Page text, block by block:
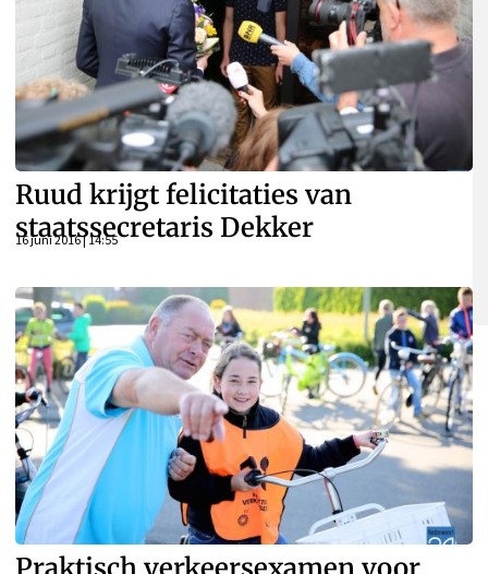
Ruud krijgt felicitaties van
staatssecretaris Dekker
16 juni 2016 | 14:55